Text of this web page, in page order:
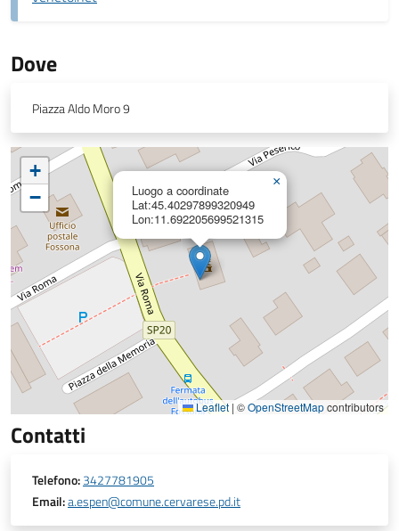
Dove
Piazza Aldo Moro 9
Luogo a coordinate
Lat:45.40297899320949
Lon:11.692205699521315
×
+
−
Leaflet | ©OpenStreetMapcontributors
Contatti
Telefono:3427781905
Email:a.espen@comune.cervarese.pd.it